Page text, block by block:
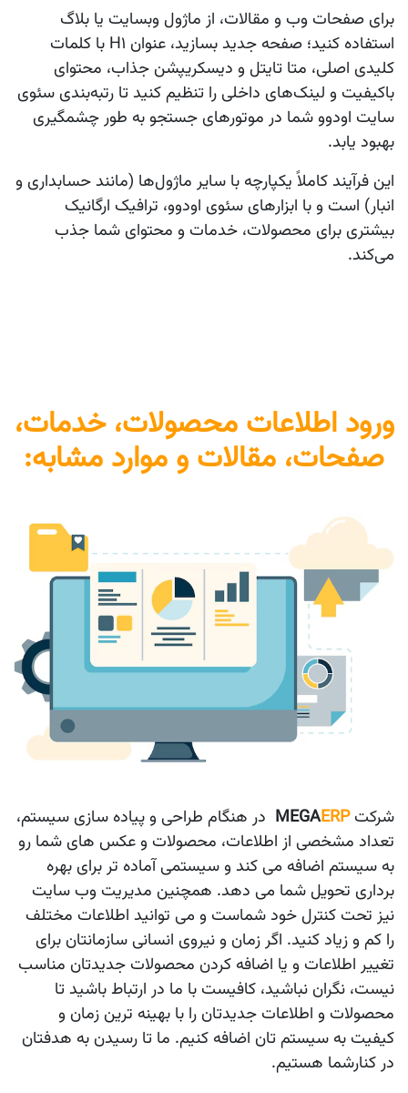
برای صفحات وب و مقالات، از ماژول وبسایت یا بلاگ
استفاده کنید؛ صفحه جدید بسازید، عنوان H1 با کلمات
کلیدی اصلی، متا تایتل و دیسکریپشن جذاب، محتوای
باکیفیت و لینک‌های داخلی را تنظیم کنید تا رتبه‌بندی سئوی
سایت اودوو شما در موتورهای جستجو به طور چشمگیری
بهبود یابد.
این فرآیند کاملاً یکپارچه با سایر ماژول‌ها (مانند حسابداری و
انبار) است و با ابزارهای سئوی اودوو، ترافیک ارگانیک
بیشتری برای محصولات، خدمات و محتوای شما جذب
می‌کند.
ورود اطلاعات محصولات، خدمات،
صفحات، مقالات و موارد مشابه:
شرکت MEGAERP
در هنگام طراحی و پیاده سازی سیستم،
تعداد مشخصی از اطلاعات، محصولات و عکس های شما رو
به سیستم اضافه می کند و سیستمی آماده تر برای بهره
برداری تحویل شما می دهد. همچنین مدیریت وب سایت
نیز تحت کنترل خود شماست و می توانید اطلاعات مختلف
را کم و زیاد کنید. اگر زمان و نیروی انسانی سازمانتان برای
تغییر اطلاعات و یا اضافه کردن محصولات جدیدتان مناسب
نیست، نگران نباشید، کافیست با ما در ارتباط باشید تا
محصولات و اطلاعات جدیدتان را با بهینه ترین زمان و
کیفیت به سیستم تان اضافه کنیم. ما تا رسیدن به هدفتان
در کنارشما هستیم. ​